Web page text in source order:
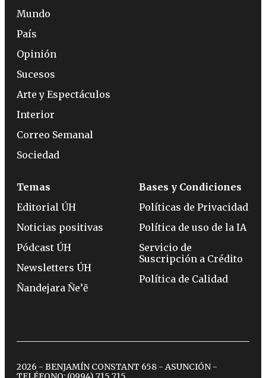
Mundo
País
Opinión
Sucesos
Arte y Espectáculos
Interior
Correo Semanal
Sociedad
Temas
Editorial ÚH
Noticias positivas
Pódcast ÚH
Newsletters ÚH
Ñandejara Ñe’ẽ
Bases y Condiciones
Políticas de Privacidad
Política de uso de la IA
Servicio de
Suscripción a Crédito
Política de Calidad
2026 - BENJAMÍN CONSTANT 658 - ASUNCIÓN -